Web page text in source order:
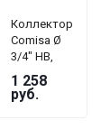
Коллектор
Comisa Ø
3/4" НВ,
соединения
— Ø 1/2", 3
выхода,
1 258
руб.